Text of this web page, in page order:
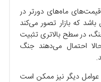
ماه‌های دورتر در
که بازار تصور می‌کند
در سطح بالاتری تثبیت
احتمال می‌دهند جنگ
دیگر نیز ممکن است